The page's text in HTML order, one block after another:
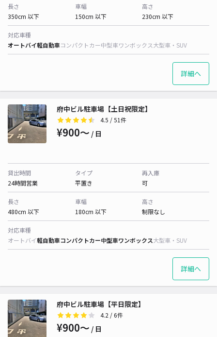
長さ
350cm 以下
車幅
150cm 以下
高さ
230cm 以下
対応車種
オートバイ軽自動車コンパクトカー中型車ワンボックス大型車・SUV
詳細へ
府中ビル駐車場【土日祝限定】
4.5 / 51件
¥900〜 / 日
貸出時間
24時間営業
タイプ
平置き
再入庫
可
長さ
480cm 以下
車幅
180cm 以下
高さ
制限なし
対応車種
オートバイ軽自動車コンパクトカー中型車ワンボックス大型車・SUV
詳細へ
府中ビル駐車場【平日限定】
4.2 / 6件
¥900〜 / 日